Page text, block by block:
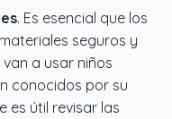
. Es esencial que los
seguros y
a usar niños
conocidos por su
es útil revisar las